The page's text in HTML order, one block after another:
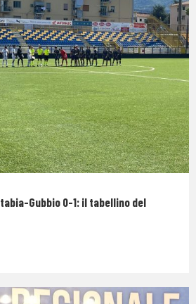
Gubbio 0-1: il tabellino del